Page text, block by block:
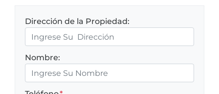
Dirección de la Propiedad:
Nombre: